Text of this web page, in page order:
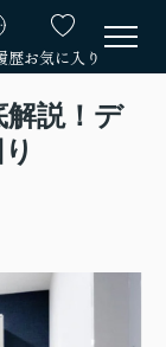
歴お気に入り
説！デ